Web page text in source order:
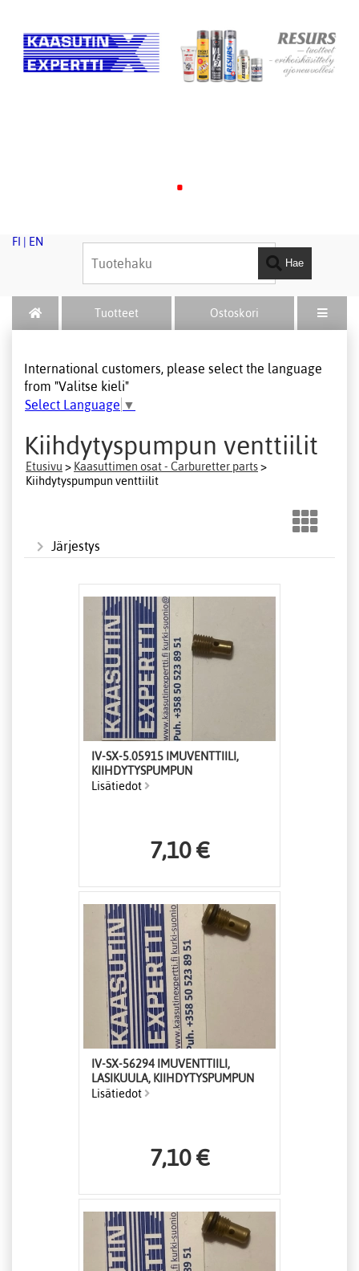
.
FI EN
Hae
Tuotteet Ostoskori
International customers, please select the language
from "Valitse kieli"
Select Language ▼
Kiihdytyspumpun venttiilit
Etusivu > Kaasuttimen osat - Carburetter parts>
Kiihdytyspumpun venttiilit
Järjestys
IV-SX-5.05915 IMUVENTTIILI,
KIIHDYTYSPUMPUN
Lisätiedot
7,10 €
IV-SX-56294 IMUVENTTIILI,
LASIKUULA, KIIHDYTYSPUMPUN
Lisätiedot
7,10 €